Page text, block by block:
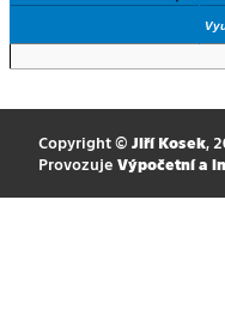
Copyright © Jiří Kosek,
Provozuje Výpočetní a